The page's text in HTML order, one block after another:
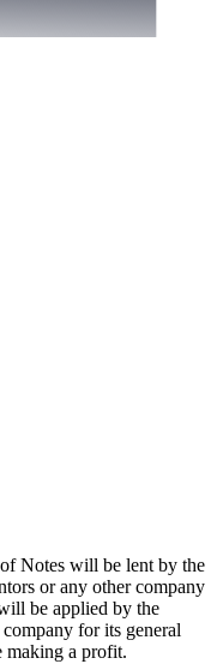
Notes will be lent by the
or any other company
be applied by the
for its general
making a profit.